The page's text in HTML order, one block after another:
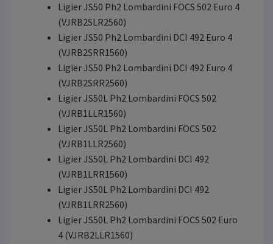
Ligier JS50 Ph2 Lombardini FOCS 502 Euro 4
(VJRB2SLR2560)
Ligier JS50 Ph2 Lombardini DCI 492 Euro 4
(VJRB2SRR1560)
Ligier JS50 Ph2 Lombardini DCI 492 Euro 4
(VJRB2SRR2560)
Ligier JS50L Ph2 Lombardini FOCS 502
(VJRB1LLR1560)
Ligier JS50L Ph2 Lombardini FOCS 502
(VJRB1LLR2560)
Ligier JS50L Ph2 Lombardini DCI 492
(VJRB1LRR1560)
Ligier JS50L Ph2 Lombardini DCI 492
(VJRB1LRR2560)
Ligier JS50L Ph2 Lombardini FOCS 502 Euro
4 (VJRB2LLR1560)